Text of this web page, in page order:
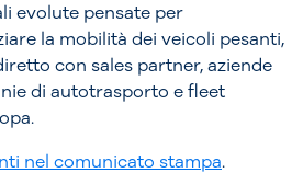
evolute pensate per
la mobilità dei veicoli pesanti,
con sales partner, aziende
di autotrasporto e fleet
nel comunicato stampa.